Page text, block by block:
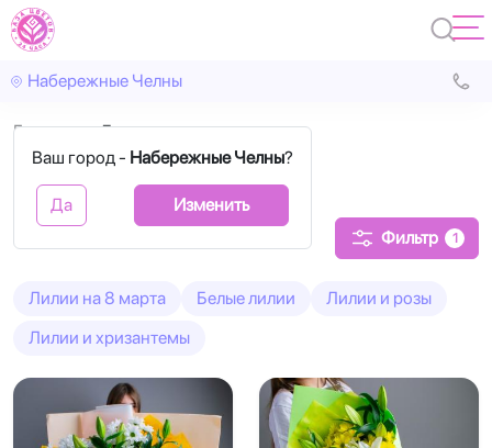
Набережные Челны
Ваш город - Набережные Челны?
Да Изменить
Главная Лилии
Букеты из лилий
Фильтр 1
Лилии на 8 марта Белые лилии
Лилии и розы
Лилии и хризантемы